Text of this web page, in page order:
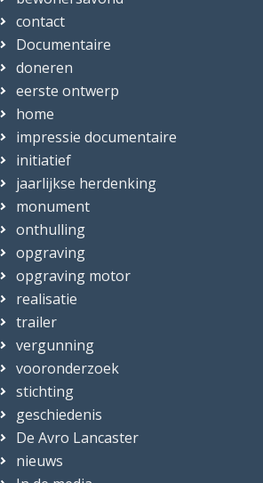
contact
Documentaire
doneren
eerste ontwerp
home
impressie documentaire
initiatief
jaarlijkse herdenking
monument
onthulling
opgraving
opgraving motor
realisatie
trailer
vergunning
vooronderzoek
stichting
geschiedenis
De Avro Lancaster
nieuws